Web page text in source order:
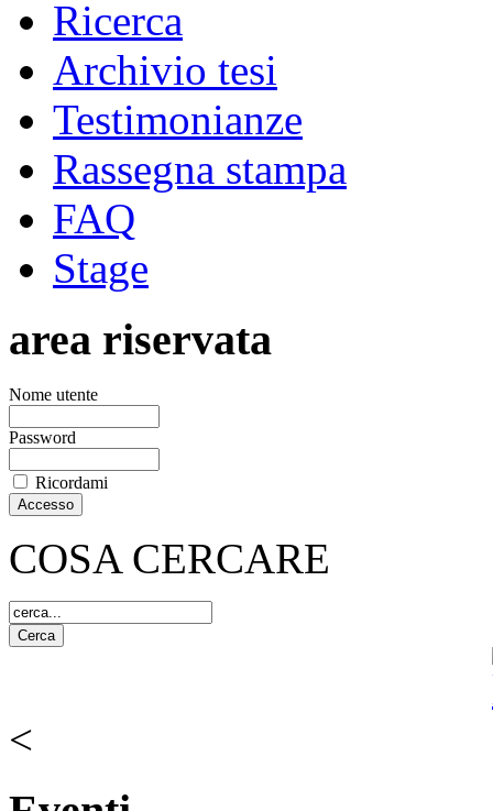
Ricerca
Archivio tesi
Testimonianze
Rassegna stampa
FAQ
Stage
area riservata
Nome utente
Password
Ricordami
COSA CERCARE
<